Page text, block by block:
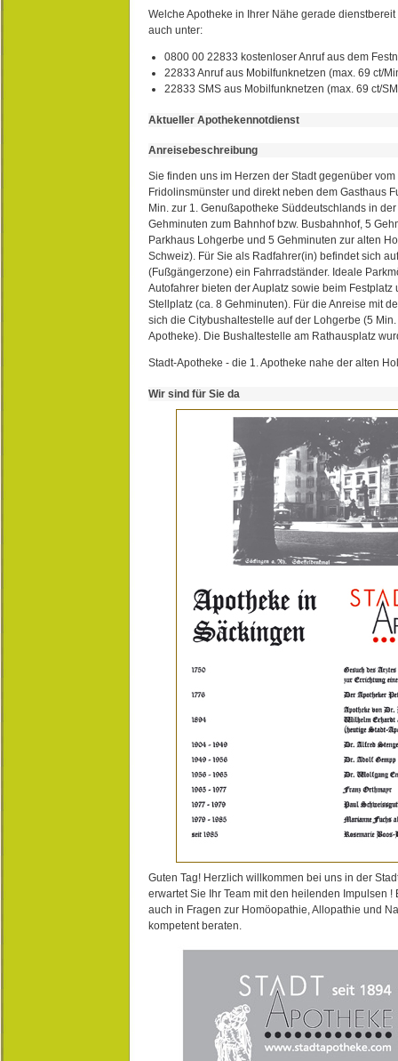
Welche Apotheke in Ihrer Nähe gerade
auch unter:
0800 00 22833 kostenloser Anruf aus dem
22833 Anruf aus Mobilfunknetzen (max. 69 ct/
22833 SMS aus Mobilfunknetzen (max. 69 ct/
Aktueller Apothekennotdienst
Anreisebeschreibung
Sie finden uns im Herzen der Stadt gegenüber
Fridolinsmünster und direkt neben dem Gasthaus
Min. zur 1. Genußapotheke Süddeutschlands in
Gehminuten zum Bahnhof bzw. Busbahnhof, 5
Parkhaus Lohgerbe und 5 Gehminuten zur alten
Schweiz). Für Sie als Radfahrer(in) befindet sich
(Fußgängerzone) ein Fahrradständer. Ideale
Autofahrer bieten der Auplatz sowie beim Festplatz
Stellplatz (ca. 8 Gehminuten). Für die Anreise mit
sich die Citybushaltestelle auf der Lohgerbe (5
Apotheke). Die Bushaltestelle am Rathausplatz
Stadt-Apotheke - die 1. Apotheke nahe der alten
Wir sind für Sie da
Guten Tag! Herzlich willkommen bei uns in der
erwartet Sie Ihr Team mit den heilenden Impulsen !
auch in Fragen zur Homöopathie, Allopathie und
kompetent beraten.